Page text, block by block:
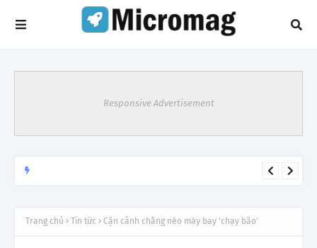
Responsive Advertisement
Lý do tạm dừng khai thác một số đường bay từ 1/4
Trang chủ Tin tức Cận cảnh chằng néo máy bay 'chạy bão'